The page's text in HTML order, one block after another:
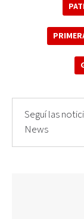
Seguí las
News